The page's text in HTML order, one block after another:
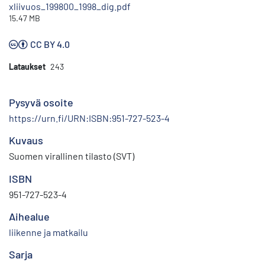
xliivuos_199800_1998_dig.pdf
15.47 MB
CC BY 4.0
Lataukset 243
Pysyvä osoite
https://urn.fi/URN:ISBN:951-727-523-4
Kuvaus
Suomen virallinen tilasto (SVT)
ISBN
951-727-523-4
Aihealue
liikenne ja matkailu
Sarja